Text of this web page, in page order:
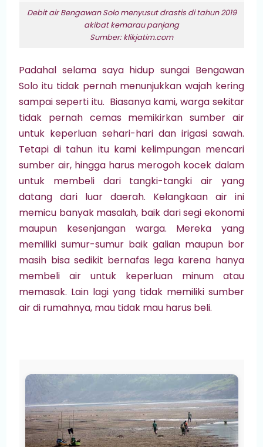
Debit air Bengawan Solo menyusut drastis di tahun 2019
akibat kemarau panjang
Sumber: klikjatim.com
Padahal selama saya hidup sungai Bengawan
Solo itu tidak pernah menunjukkan wajah kering
sampai seperti itu. Biasanya kami, warga sekitar
tidak pernah cemas memikirkan sumber air
untuk keperluan sehari-hari dan irigasi sawah.
Tetapi di tahun itu kami kelimpungan mencari
sumber air, hingga harus merogoh kocek dalam
untuk membeli dari tangki-tangki air yang
datang dari luar daerah. Kelangkaan air ini
memicu banyak masalah, baik dari segi ekonomi
maupun kesenjangan warga. Mereka yang
memiliki sumur-sumur baik galian maupun bor
masih bisa sedikit bernafas lega karena hanya
membeli air untuk keperluan minum atau
memasak. Lain lagi yang tidak memiliki sumber
air di rumahnya, mau tidak mau harus beli.